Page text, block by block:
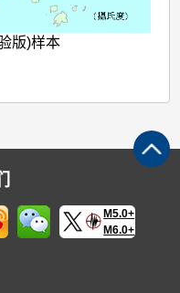
版)样本
M5.0+
M6.0+